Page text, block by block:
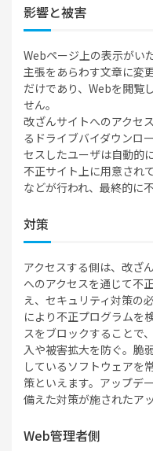
影響と被害
Webページ上の表示がい
主張をあらわす文章に変
だけであり、Webを閲覧
せん。
改ざんサイトへのアクセ
るドライブバイダウンロ
セスしたユーザは自動的
不正サイト上に用意され
などが行われ、最終的に
対策
アクセスする側は、改ざ
へのアクセスを通じて不
え、セキュリティ対策の
により不正プログラムを
スをブロックすることで
入や被害拡大を防ぐ。脆
しているソフトウェアを
策といえます。アップデ
備えた対策が施されたア
Web管理者側